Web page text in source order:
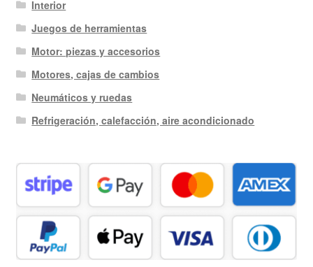
Interior
Juegos de herramientas
Motor: piezas y accesorios
Motores, cajas de cambios
Neumáticos y ruedas
Refrigeración, calefacción, aire acondicionado